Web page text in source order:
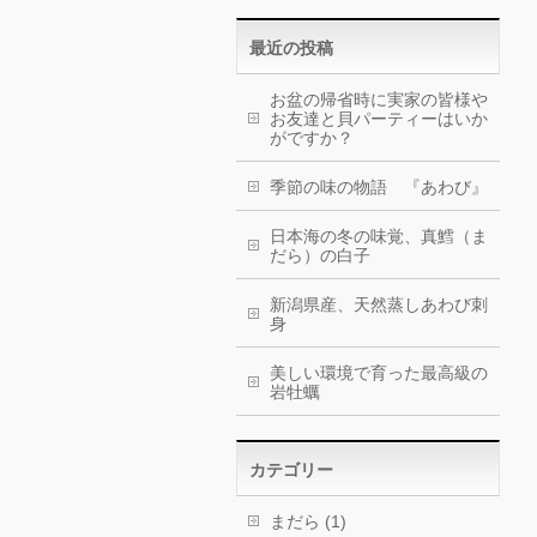
最近の投稿
お盆の帰省時に実家の皆様や
お友達と貝パーティーはいか
がですか？
季節の味の物語 『あわび』
日本海の冬の味覚、真鱈（ま
だら）の白子
新潟県産、天然蒸しあわび刺
身
美しい環境で育った最高級の
岩牡蠣
カテゴリー
まだら (1)